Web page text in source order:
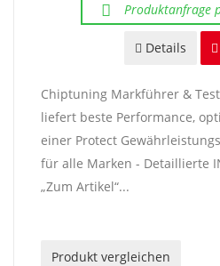
Produktanfrage
Details
Chiptuning Markführer &
liefert beste Performance,
einer Protect
für alle Marken - Detaillierte
„Zum Artikel“...
Produkt vergleichen